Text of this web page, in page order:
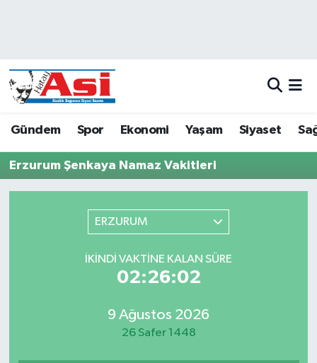
Gündem Spor Ekonomi Yaşam Siyaset
Erzurum Şenkaya Namaz Vakitleri
ERZURUM
İKINDI VAKTINE KALAN SÜRE
02:26:02
9 Ağustos 2026
26 Safer 1448
Dünya
Eğitim
Ekonomi
Magazin
Trafik Durumu
Süper Lig Puan Durumu ve Fikstür
Tüm Manşetler
Haber Arşivi